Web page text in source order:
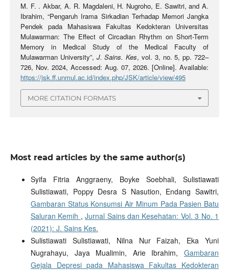
M. F. . Akbar, A. R. Magdaleni, H. Nugroho, E. Sawitri, and A.
Ibrahim, “Pengaruh Irama Sirkadian Terhadap Memori Jangka
Pendek pada Mahasiswa Fakultas Kedokteran Universitas
Mulawarman: The Effect of Circadian Rhythm on Short-Term
Memory in Medical Study of the Medical Faculty of
Mulawarman University”, J. Sains. Kes, vol. 3, no. 5, pp. 722–
726, Nov. 2024, Accessed: Aug. 07, 2026. [Online]. Available:
https://jsk.ff.unmul.ac.id/index.php/JSK/article/view/495
MORE CITATION FORMATS
Most read articles by the same author(s)
Syifa Fitria Anggraeny, Boyke Soebhali, Sulistiawati
Sulistiawati, Poppy Desra S Nasution, Endang Sawitri,
Gambaran Status Konsumsi Air Minum Pada Pasien Batu
Saluran Kemih ,Jurnal Sains dan Kesehatan: Vol. 3 No. 1
(2021): J. Sains Kes.
Sulistiawati Sulistiawati, Nilna Nur Faizah, Eka Yuni
Nugrahayu, Jaya Mualimin, Arie Ibrahim,Gambaran
Gejala Depresi pada Mahasiswa Fakultas Kedokteran